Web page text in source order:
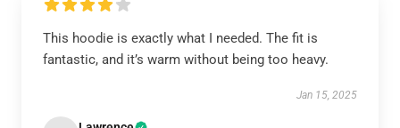
This hoodie is exactly what I needed. The fit is
fantastic, and it’s warm without being too heavy.
Jan 15, 2025